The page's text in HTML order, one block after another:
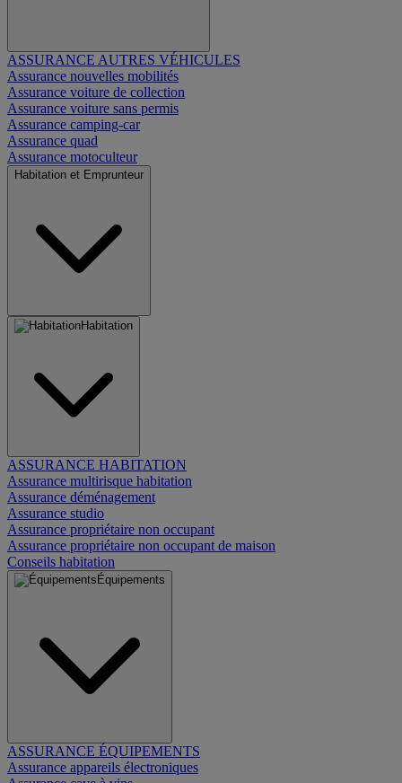
ASSURANCE AUTRES VÉHICULES
Assurance nouvelles mobilités
Assurance voiture de collection
Assurance voiture sans permis
Assurance camping-car
Assurance quad
Assurance motoculteur
Habitation et Emprunteur
Habitation
ASSURANCE HABITATION
Assurance multirisque habitation
Assurance déménagement
Assurance studio
Assurance propriétaire non occupant
Assurance propriétaire non occupant de maison
Conseils habitation
Équipements
ASSURANCE ÉQUIPEMENTS
Assurance appareils électroniques